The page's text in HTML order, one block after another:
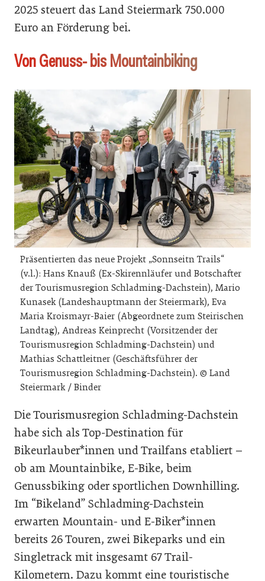
2025 steuert das Land Steiermark 750.000
Euro an Förderung bei.
Von Genuss- bis Mountainbiking
Präsentierten das neue Projekt „Sonnseitn Trails“
(v.l.): Hans Knauß (Ex-Skirennläufer und Botschafter
der Tourismusregion Schladming-Dachstein), Mario
Kunasek (Landeshauptmann der Steiermark), Eva
Maria Kroismayr-Baier (Abgeordnete zum Steirischen
Landtag), Andreas Keinprecht (Vorsitzender der
Tourismusregion Schladming-Dachstein) und
Mathias Schattleitner (Geschäftsführer der
Tourismusregion Schladming-Dachstein). © Land
Steiermark / Binder
Die Tourismusregion Schladming-Dachstein
habe sich als Top-Destination für
Bikeurlauber*innen und Trailfans etabliert –
ob am Mountainbike, E-Bike, beim
Genussbiking oder sportlichen Downhilling.
Im “Bikeland” Schladming-Dachstein
erwarten Mountain- und E-Biker*innen
bereits 26 Touren, zwei Bikeparks und ein
Singletrack mit insgesamt 67 Trail-
Kilometern. Dazu kommt eine touristische